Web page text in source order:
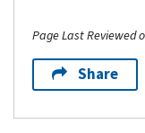
Page Last Reviewed
Share